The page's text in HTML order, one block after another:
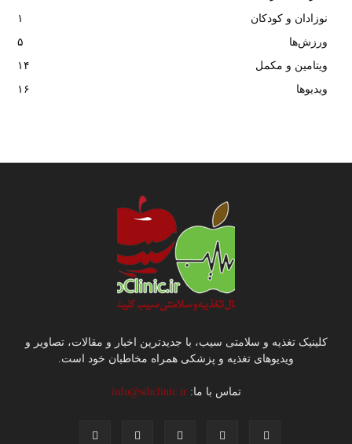
نوزادان و کودکان
۱
ورزش‌ها
۵
ویتامین و مکمل
۱۴
ویدیوها
۱۶
کلینیک تغذیه و سلامتی سیب، با جدیدترین اخبار و مقالات، تصاویر و
ویدیوهای تغذیه و پزشکی همراه مخاطبان خود است.
تماس با ما:info@sibclinic.ir